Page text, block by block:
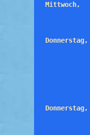
Mittwoch,
Donnerstag,
Donnerstag,